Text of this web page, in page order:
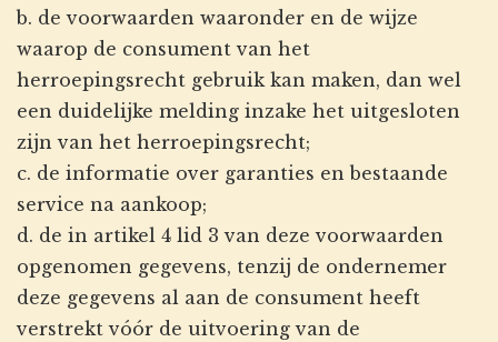
b. de voorwaarden waaronder en de wijze
waarop de consument van het
herroepingsrecht gebruik kan maken, dan wel
een duidelijke melding inzake het uitgesloten
zijn van het herroepingsrecht;
c. de informatie over garanties en bestaande
service na aankoop;
d. de in artikel 4 lid 3 van deze voorwaarden
opgenomen gegevens, tenzij de ondernemer
deze gegevens al aan de consument heeft
verstrekt vóór de uitvoering van de